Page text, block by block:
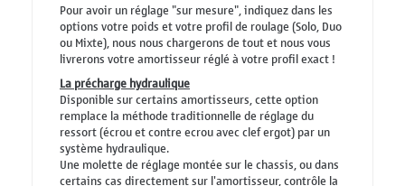
Pour avoir un réglage "sur mesure", indiquez dans les
options votre poids et votre profil de roulage (Solo, Duo
ou Mixte), nous nous chargerons de tout et nous vous
livrerons votre amortisseur réglé à votre profil exact !
La précharge hydraulique
Disponible sur certains amortisseurs, cette option
remplace la méthode traditionnelle de réglage du
ressort (écrou et contre ecrou avec clef ergot) par un
système hydraulique.
Une molette de réglage montée sur le chassis, ou dans
certains cas directement sur l'amortisseur, contrôle la